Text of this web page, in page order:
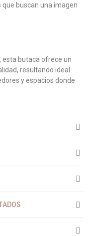
buscan una imagen
esta butaca ofrece un
resultando ideal
y espacios donde